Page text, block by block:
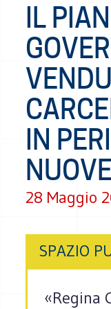
IL
IN
NUOVE
28 Maggio
SPAZIO
«Regina